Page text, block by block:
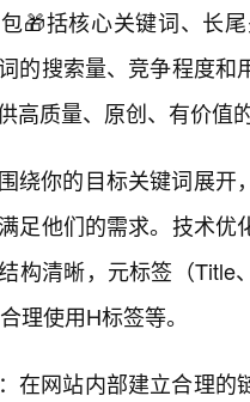
🎁括核心关键词、长
的搜索量、竞争程度
高质量、原创、有价值
绕你的目标关键词展
足他们的需求。技术
构清晰，元标签（Title
理使用H标签等。
在网站内部建立合理